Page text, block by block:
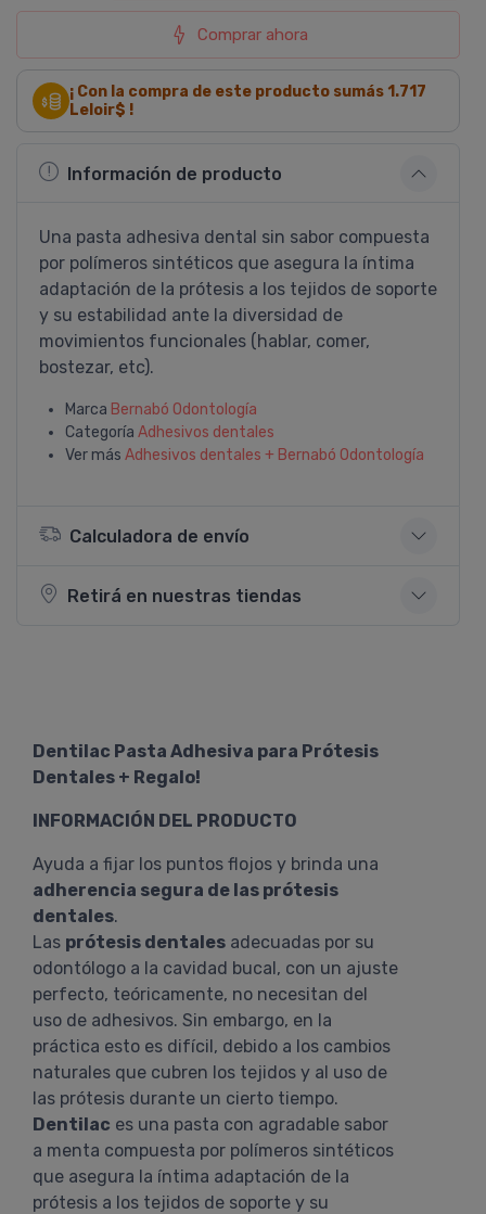
Comprar ahora
¡ Con la compra de este producto sumás 1.717
Leloir$ !
Información de producto
Una pasta adhesiva dental sin sabor compuesta
por polí­meros sintéticos que asegura la í­ntima
adaptación de la prótesis a los tejidos de soporte
y su estabilidad ante la diversidad de
movimientos funcionales (hablar, comer,
bostezar, etc).
Marca Bernabó Odontologí­a
Categoría Adhesivos dentales
Ver más Adhesivos dentales + Bernabó Odontologí­a
Calculadora de envío
Retirá en nuestras tiendas
Dentilac Pasta Adhesiva para Prótesis
Dentales + Regalo!
INFORMACIÓN DEL PRODUCTO
Ayuda a fijar los puntos flojos y brinda una
adherencia segura de las prótesis
dentales.
Las prótesis dentales adecuadas por su
odontólogo a la cavidad bucal, con un ajuste
perfecto, teóricamente, no necesitan del
uso de adhesivos. Sin embargo, en la
práctica esto es difícil, debido a los cambios
naturales que cubren los tejidos y al uso de
las prótesis durante un cierto tiempo.
Dentilac es una pasta con agradable sabor
a menta compuesta por polímeros sintéticos
que asegura la íntima adaptación de la
prótesis a los tejidos de soporte y su